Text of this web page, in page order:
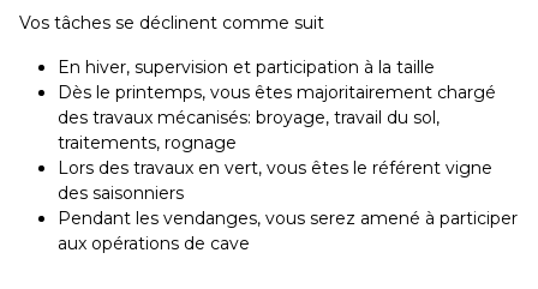
Vos tâches se déclinent comme suit
En hiver, supervision et participation à la taille
Dès le printemps, vous êtes majoritairement chargé
des travaux mécanisés: broyage, travail du sol,
traitements, rognage
Lors des travaux en vert, vous êtes le référent vigne
des saisonniers
Pendant les vendanges, vous serez amené à participer
aux opérations de cave